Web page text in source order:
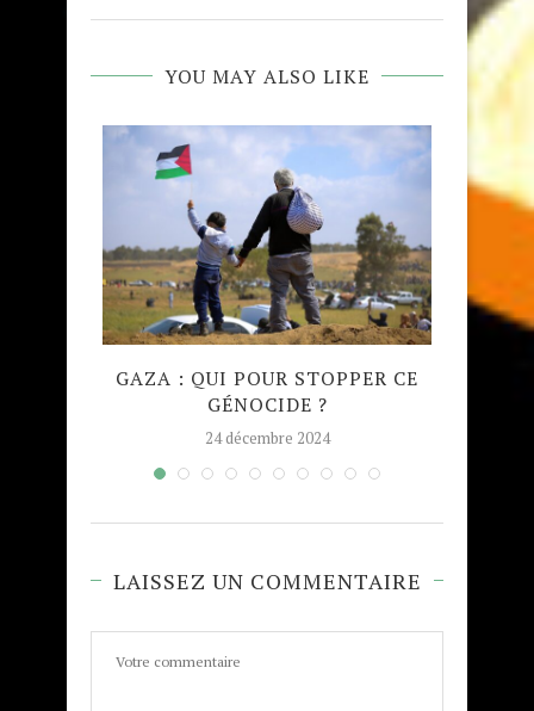
YOU MAY ALSO LIKE
GAZA : QUI POUR STOPPER CE
GÉNOCIDE ?
24 décembre 2024
LAISSEZ UN COMMENTAIRE